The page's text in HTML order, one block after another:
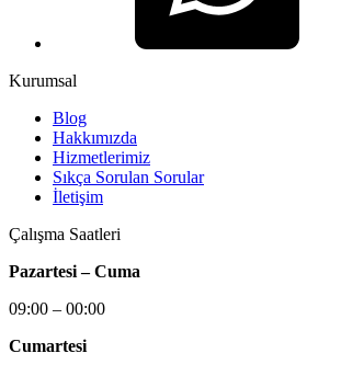
Kurumsal
Blog
Hakkımızda
Hizmetlerimiz
Sıkça Sorulan Sorular
İletişim
Çalışma Saatleri
Pazartesi – Cuma
09:00 – 00:00
Cumartesi